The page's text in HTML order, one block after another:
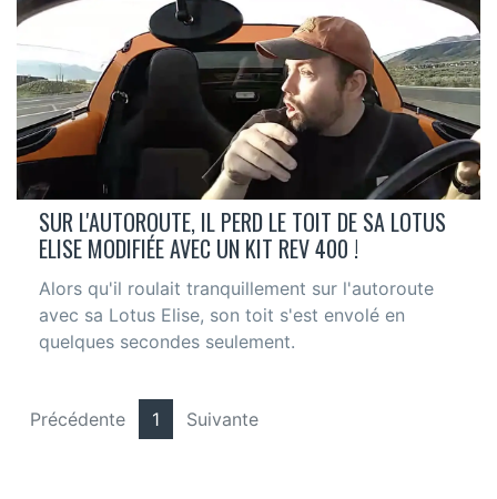
SUR L'AUTOROUTE, IL PERD LE TOIT DE SA LOTUS
ELISE MODIFIÉE AVEC UN KIT REV 400 !
Alors qu'il roulait tranquillement sur l'autoroute
avec sa Lotus Elise, son toit s'est envolé en
quelques secondes seulement.
Précédente 1 Suivante